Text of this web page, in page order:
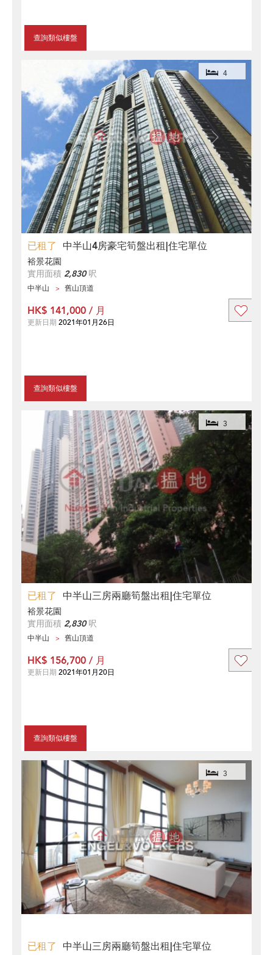
查詢類似樓盤
已租了 中半山4房豪宅筍盤出租|住宅單位
4
裕景花園
實用面積 2,830呎
中半山 舊山頂道
查詢類似樓盤
HK$ 141,000 / 月
更新日期 2021年01月26日
已租了 中半山三房兩廳筍盤出租|住宅單位
3
裕景花園
實用面積 2,830呎
中半山 舊山頂道
查詢類似樓盤
HK$ 156,700 / 月
更新日期 2021年01月20日
已租了 中半山三房兩廳筍盤出租|住宅單位
3